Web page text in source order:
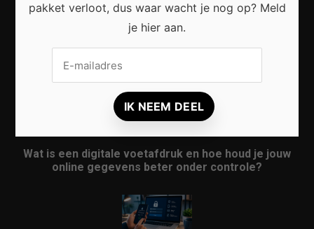
Veelgestelde vragen over online privacy: Zo
bescherm je jouw persoonlijke gegevens beter
Wat is een digitale voetafdruk en hoe houd je jouw
online gegevens beter onder controle?
pakket verloot, dus waar wacht je nog op? Meld
je hier aan.